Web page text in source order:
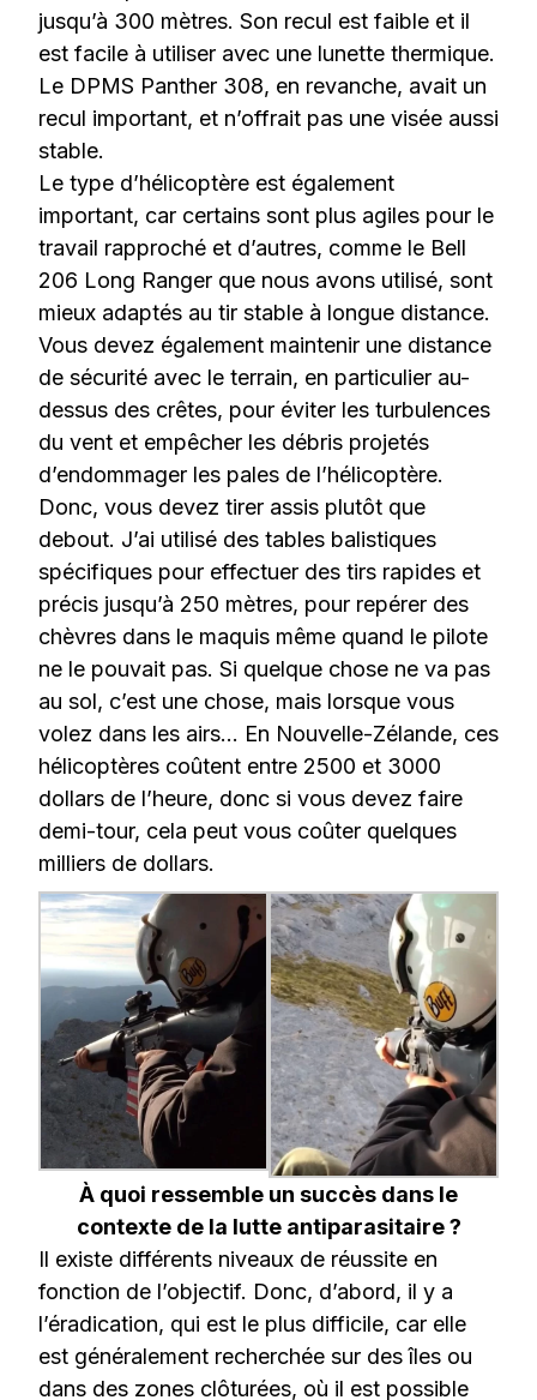
jusqu’à 300 mètres. Son recul est faible et il
est facile à utiliser avec une lunette thermique.
Le DPMS Panther 308, en revanche, avait un
recul important, et n’offrait pas une visée aussi
stable.
Le type d’hélicoptère est également
important, car certains sont plus agiles pour le
travail rapproché et d’autres, comme le Bell
206 Long Ranger que nous avons utilisé, sont
mieux adaptés au tir stable à longue distance.
Vous devez également maintenir une distance
de sécurité avec le terrain, en particulier au-
dessus des crêtes, pour éviter les turbulences
du vent et empêcher les débris projetés
d’endommager les pales de l’hélicoptère.
Donc, vous devez tirer assis plutôt que
debout. J’ai utilisé des tables balistiques
spécifiques pour effectuer des tirs rapides et
précis jusqu’à 250 mètres, pour repérer des
chèvres dans le maquis même quand le pilote
ne le pouvait pas. Si quelque chose ne va pas
au sol, c’est une chose, mais lorsque vous
volez dans les airs… En Nouvelle-Zélande, ces
hélicoptères coûtent entre 2500 et 3000
dollars de l’heure, donc si vous devez faire
demi-tour, cela peut vous coûter quelques
milliers de dollars.
À quoi ressemble un succès dans le
contexte de la lutte antiparasitaire ?
Il existe différents niveaux de réussite en
fonction de l’objectif. Donc, d’abord, il y a
l’éradication, qui est le plus difficile, car elle
est généralement recherchée sur des îles ou
dans des zones clôturées, où il est possible